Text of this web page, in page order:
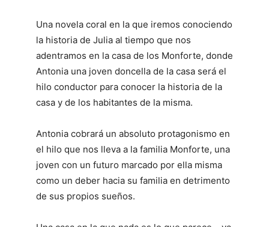
Una novela coral en la que iremos conociendo
la historia de Julia al tiempo que nos
adentramos en la casa de los Monforte, donde
Antonia una joven doncella de la casa será el
hilo conductor para conocer la historia de la
casa y de los habitantes de la misma.
Antonia cobrará un absoluto protagonismo en
el hilo que nos lleva a la familia Monforte, una
joven con un futuro marcado por ella misma
como un deber hacia su familia en detrimento
de sus propios sueños.